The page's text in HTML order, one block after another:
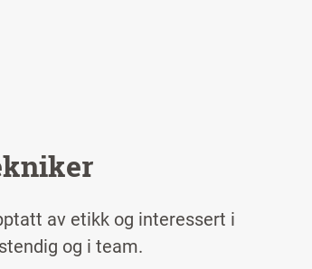
av etikk og interessert i
og i team.